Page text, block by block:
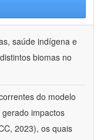
saúde indígena e
biomas no
do modelo
impactos
2023), os quais